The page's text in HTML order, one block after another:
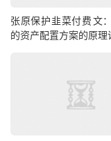
张原保护韭菜‮费付‬文： 2026年
的资产配置方案的原理